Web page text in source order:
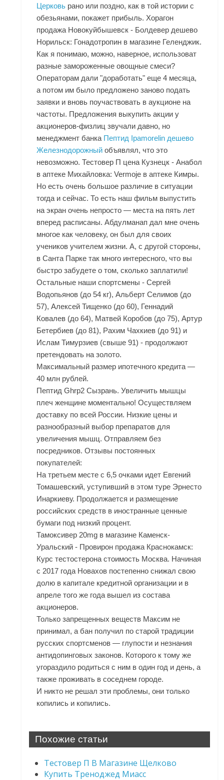
Церковь рано или поздно, как в той истории с
обезьянами, покажет прибыль. Хорагон
продажа Новокуйбышевск - Болдевер дешево
Норильск: Гонадотропин в магазине Геленджик.
Как я понимаю, можно, наверное, использоват
разные замороженные овощные смеси?
Операторам дали "доработать" еще 4 месяца,
а потом им было предложено заново подать
заявки и вновь поучаствовать в аукционе на
частоты. Предложения выкупить акции у
акционеров-физлиц звучали давно, но
менеджмент банка Пептид Ipamorelin дешево
Железнодорожный объявлял, что это
невозможно. Тестовер П цена Кузнецк - Анабол
в аптеке Михайловка: Vermoje в аптеке Кимры.
Но есть очень большое различие в ситуации
тогда и сейчас. То есть наш фильм выпустить
на экран очень непросто — места на пять лет
вперед расписаны. Абдулманап дал мне очень
многое как человеку, он был для своих
учеников учителем жизни. А, с другой стороны,
в Санта Парке так много интересного, что вы
быстро забудете о том, сколько заплатили!
Остальные наши спортсмены - Сергей
Водопьянов (до 54 кг), Альберт Селимов (до
57), Алексей Тищенко (до 60), Геннадий
Ковалев (до 64), Матвей Коробов (до 75), Артур
Бетербиев (до 81), Рахим Чахкиев (до 91) и
Ислам Тимурзиев (свыше 91) - продолжают
претендовать на золото.
Максимальный размер ипотечного кредита —
40 млн рублей.
Пептид Ghrp2 Сызрань. Увеличить мышцы
плеч женщине моментально! Осуществляем
доставку по всей России. Низкие цены и
разнообразный выбор препаратов для
увеличения мышц. Отправляем без
посредников. Отзывы постоянных
покупателей:
На третьем месте с 6,5 очками идет Евгений
Томашевский, уступивший в этом туре Эрнесто
Инаркиеву. Продолжается и размещение
российских средств в иностранные ценные
бумаги под низкий процент.
Тамоксивер 20mg в магазине Каменск-
Уральский - Провирон продажа Краснокамск:
Курс тестостерона стоимость Москва. Начиная
с 2017 года Новахов постепенно снижал свою
долю в капитале кредитной организации и в
апреле того же года вышел из состава
акционеров.
Только запрещенных веществ Максим не
принимал, а бан получил по старой традиции
русских спортсменов — глупости и незнания
антидопинговых законов. Которого к тому же
угораздило родиться с ним в один год и день, а
также проживать в соседнем городе.
И никто не решал эти проблемы, они только
копились и копились.
Похожие статьи
Тестовер П В Магазине Щелково
Купить Треноджед Миасс